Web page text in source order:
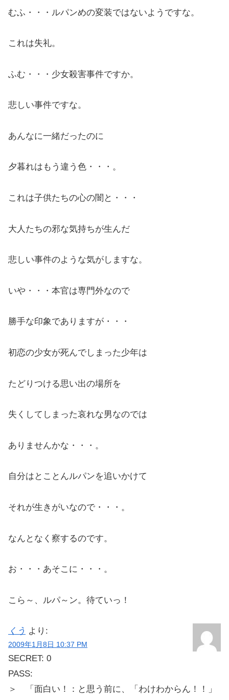
むふ・・・ルパンめの変装ではないようですな。
これは失礼。
ふむ・・・少女殺害事件ですか。
悲しい事件ですな。
あんなに一緒だったのに
夕暮れはもう違う色・・・。
これは子供たちの心の闇と・・・
大人たちの邪な気持ちが生んだ
悲しい事件のような気がしますな。
いや・・・本官は専門外なので
勝手な印象でありますが・・・
初恋の少女が死んでしまった少年は
たどりつける思い出の場所を
失くしてしまった哀れな男なのでは
ありませんかな・・・。
自分はとことんルパンを追いかけて
それが生きがいなので・・・。
なんとなく察するのです。
お・・・あそこに・・・。
こら～、ルパ～ン。待ていっ！
くう より:
2009年1月8日 10:37 PM
SECRET: 0
PASS:
＞ 「面白い！：と思う前に、「わけわからん！！」